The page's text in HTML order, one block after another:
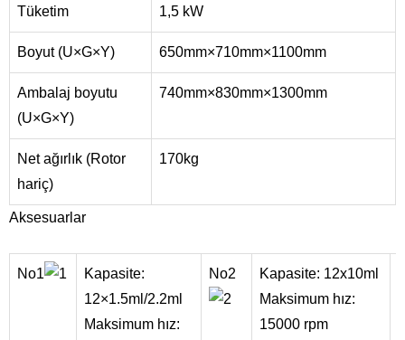
Tüketim 1,5 kW
Boyut (U×G×Y) 650mm×710mm×1100mm
Ambalaj boyutu
(U×G×Y)
740mm×830mm×1300mm
Net ağırlık (Rotor
hariç)
170kg
Aksesuarlar
No1
Kapasite:
12×1.5ml/2.2ml
Maksimum hız:
No2
Kapasite: 12x10ml
Maksimum hız:
15000 rpm